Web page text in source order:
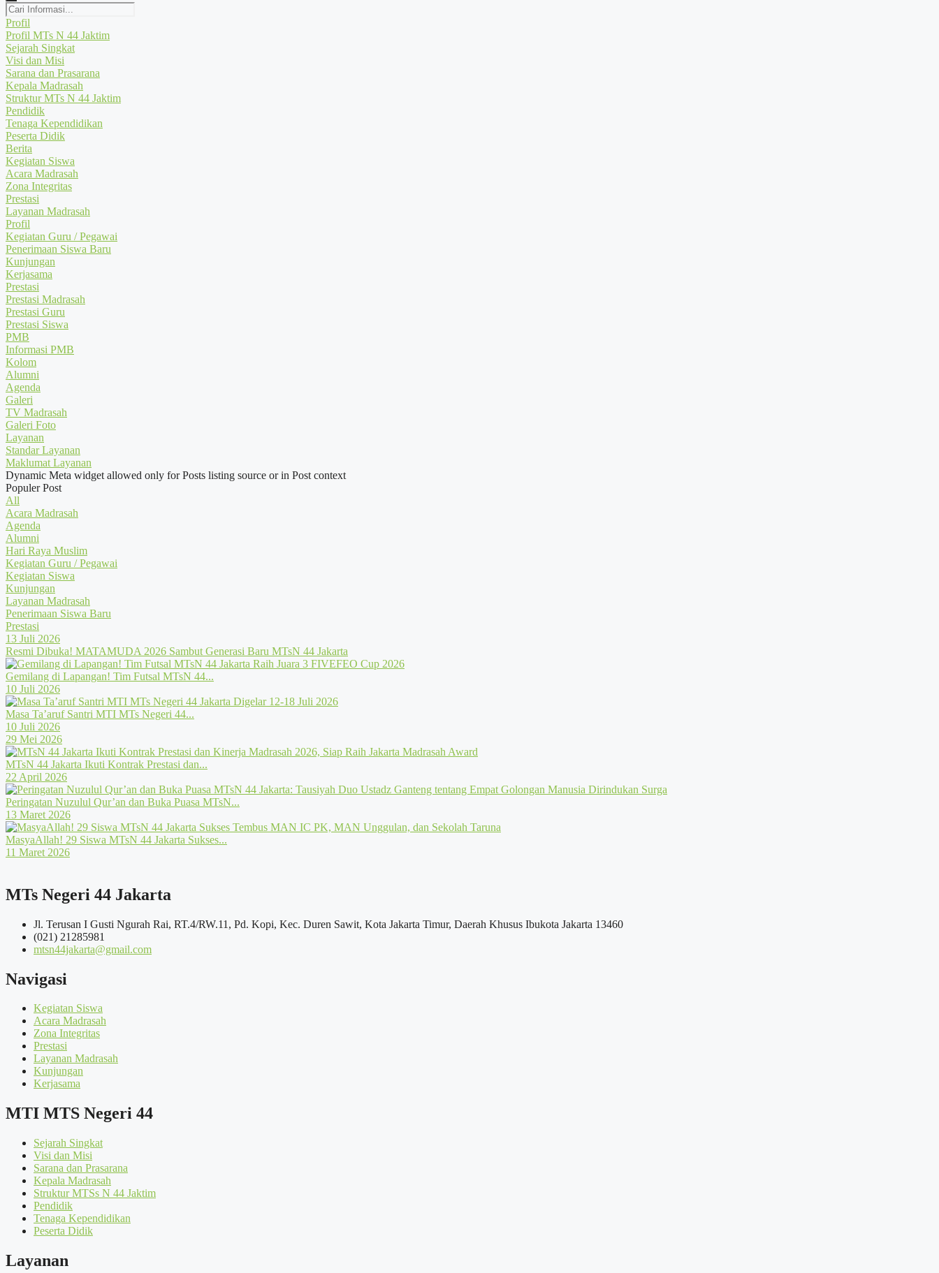
Cari
Informasi...
Profil
Profil MTs N 44 Jaktim
Sejarah Singkat
Visi dan Misi
Sarana dan Prasarana
Kepala Madrasah
Struktur MTs N 44 Jaktim
Pendidik
Tenaga Kependidikan
Peserta Didik
Berita
Kegiatan Siswa
Acara Madrasah
Zona Integritas
Prestasi
Layanan Madrasah
Profil
Kegiatan Guru / Pegawai
Penerimaan Siswa Baru
Kunjungan
Kerjasama
Prestasi
Prestasi Madrasah
Prestasi Guru
Prestasi Siswa
PMB
Informasi PMB
Kolom
Alumni
Agenda
Galeri
TV Madrasah
Galeri Foto
Layanan
Standar Layanan
Maklumat Layanan
Dynamic Meta widget allowed only for Posts listing source or in Post context
Populer Post
All
Acara Madrasah
Agenda
Alumni
Hari Raya Muslim
Kegiatan Guru / Pegawai
Kegiatan Siswa
Kunjungan
Layanan Madrasah
Penerimaan Siswa Baru
Prestasi
13 Juli 2026
Resmi Dibuka! MATAMUDA 2026 Sambut Generasi Baru MTsN 44 Jakarta
Gemilang di Lapangan! Tim Futsal MTsN 44...
10 Juli 2026
Masa Ta’aruf Santri MTI MTs Negeri 44...
10 Juli 2026
29 Mei 2026
MTsN 44 Jakarta Ikuti Kontrak Prestasi dan...
22 April 2026
Peringatan Nuzulul Qur’an dan Buka Puasa MTsN...
13 Maret 2026
MasyaAllah! 29 Siswa MTsN 44 Jakarta Sukses...
11 Maret 2026
MTs Negeri 44 Jakarta
Jl. Terusan I Gusti Ngurah Rai, RT.4/RW.11, Pd. Kopi, Kec. Duren Sawit, Kota Jakarta Timur, Daerah Khusus Ibukota Jakarta 13460
(021) 21285981
mtsn44jakarta@gmail.com
Navigasi
Kegiatan Siswa
Acara Madrasah
Zona Integritas
Prestasi
Layanan Madrasah
Kunjungan
Kerjasama
MTI MTS Negeri 44
Sejarah Singkat
Visi dan Misi
Sarana dan Prasarana
Kepala Madrasah
Struktur MTSs N 44 Jaktim
Pendidik
Tenaga Kependidikan
Peserta Didik
Layanan